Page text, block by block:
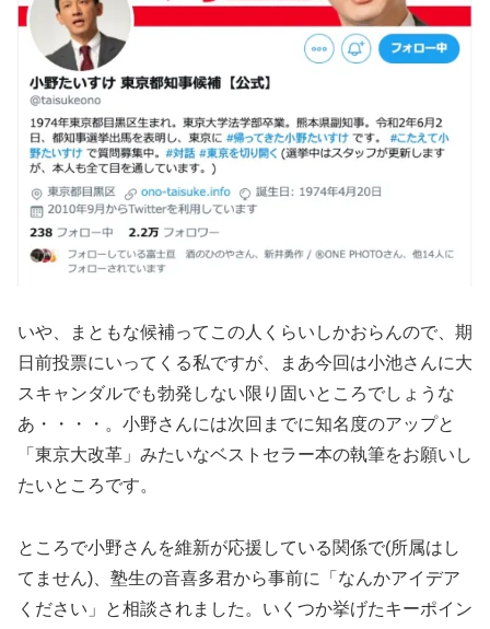
いや、まともな候補ってこの人くらいしかおらんので、期
日前投票にいってくる私ですが、まあ今回は小池さんに大
スキャンダルでも勃発しない限り固いところでしょうな
あ・・・・。小野さんには次回までに知名度のアップと
「東京大改革」みたいなベストセラー本の執筆をお願いし
たいところです。
ところで小野さんを維新が応援している関係で(所属はし
てません)、塾生の音喜多君から事前に「なんかアイデア
ください」と相談されました。いくつか挙げたキーポイン